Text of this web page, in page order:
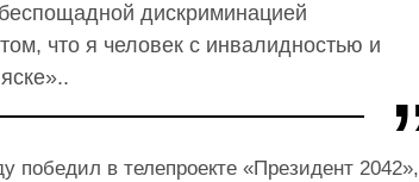
дискриминацией
что я человек с инвалидностью и
победил в телепроекте «Президент 2042»,